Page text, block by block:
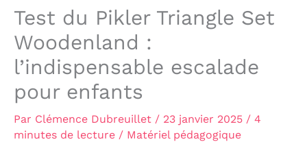
Test du Pikler Triangle Set
Woodenland :
l’indispensable escalade
pour enfants
Par Clémence Dubreuillet / 23 janvier 2025 / 4
minutes de lecture / Matériel pédagogique